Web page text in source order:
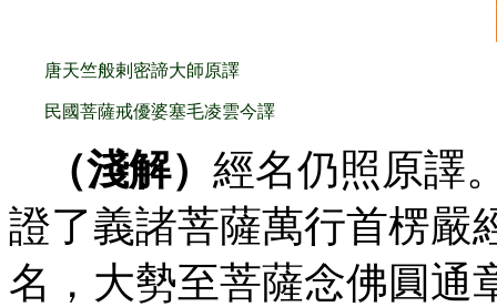
唐天竺般剌密諦大師原譯
民國菩薩戒優婆塞毛凌雲今譯
（淺解） 經名仍照原譯
證了義諸菩薩萬行首楞嚴
名，大勢至菩薩念佛圓通